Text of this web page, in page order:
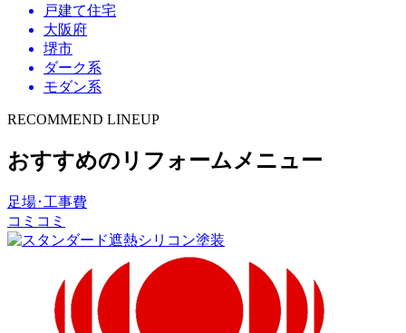
戸建て住宅
大阪府
堺市
ダーク系
モダン系
RECOMMEND LINEUP
おすすめのリフォームメニュー
足場･工事費
コミコミ